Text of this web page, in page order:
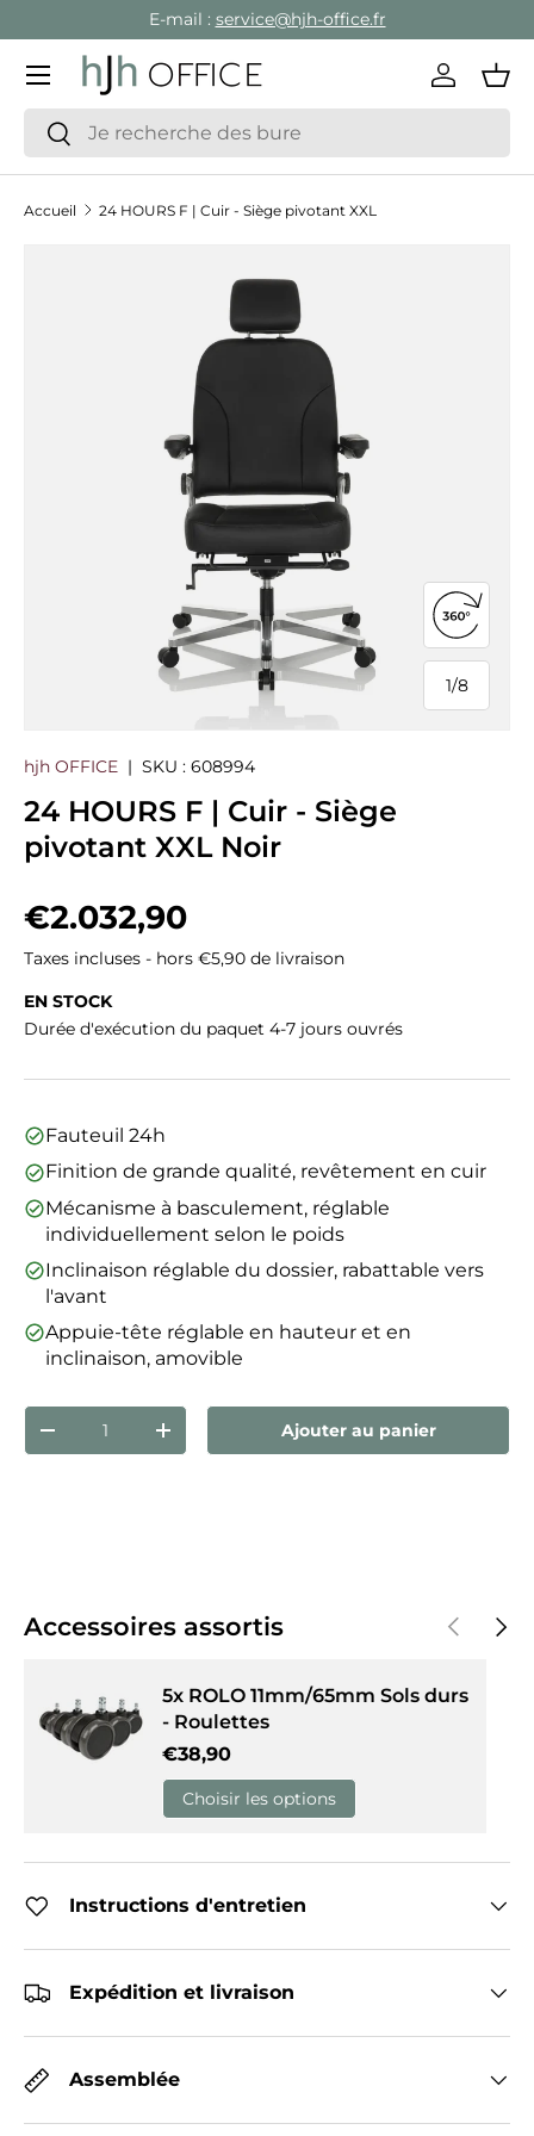
Aller au contenu
E-mail : service@hjh-office.fr
Recherche
Rechercher
Se
Menu
Accueil 24 HOURS F | Cuir - Siège pivotant XXL
Passer aux informations produits
1/
de
8
Ouvrir la
hjh OFFICE | SKU : 608994
24 HOURS F | Cuir - Siège
pivotant XXL Noir
Prix habituel
€2.032,90
Taxes incluses - hors €5,90 de livraison
EN STOCK
Durée d'exécution du paquet 4-7 jours ouvrés
Fauteuil 24h
Finition de grande qualité, revêtement en cuir
Mécanisme à basculement, réglable
individuellement selon le poids
Inclinaison réglable du dossier, rabattable vers
l'avant
Appuie-tête réglable en hauteur et en
inclinaison, amovible
Qté
Diminuer la quantitéAugmenter la quantité
Ajouter au panier
Accessoires assortis Précédent
5x ROLO 11mm/65mm Sols durs
- Roulettes
Prix habituel
€38,90
Choisir les options
Instructions d'entretien
Expédition et livraison
Assemblée